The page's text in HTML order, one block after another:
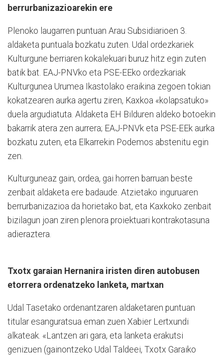
berrurbanizazioarekin ere
Plenoko laugarren puntuan Arau Subsidiarioen 3.
aldaketa puntuala bozkatu zuten. Udal ordezkariek
Kulturgune berriaren kokalekuari buruz hitz egin zuten
batik bat. EAJ-PNVko eta PSE-EEko ordezkariak
Kulturgunea Urumea Ikastolako eraikina zegoen tokian
kokatzearen aurka agertu ziren, Kaxkoa «kolapsatuko»
duela argudiatuta. Aldaketa EH Bilduren aldeko botoekin
bakarrik atera zen aurrera; EAJ-PNVk eta PSE-EEk aurka
bozkatu zuten, eta Elkarrekin Podemos abstenitu egin
zen.
Kulturguneaz gain, ordea, gai horren barruan beste
zenbait aldaketa ere badaude. Atzietako inguruaren
berrurbanizazioa da horietako bat, eta Kaxkoko zenbait
bizilagun joan ziren plenora proiektuari kontrakotasuna
adieraztera.
Txotx garaian Hernanira iristen diren autobusen
etorrera ordenatzeko lanketa, martxan
Udal Tasetako ordenantzaren aldaketaren puntuan
titular esanguratsua eman zuen Xabier Lertxundi
alkateak. «Lantzen ari gara, eta lanketa erakutsi
genizuen (gainontzeko Udal Taldeei, Txotx Garaiko